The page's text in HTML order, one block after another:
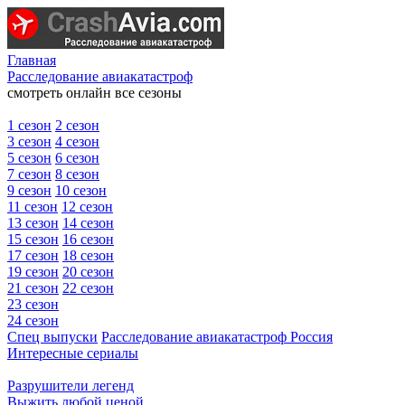
Главная
Расследование авиакатастроф
смотреть онлайн все сезоны
1 сезон 2 сезон
3 сезон 4 сезон
5 сезон 6 сезон
7 сезон 8 сезон
9 сезон 10 сезон
11 сезон 12 сезон
13 сезон 14 сезон
15 сезон 16 сезон
17 сезон 18 сезон
19 сезон 20 сезон
21 сезон 22 сезон
23 сезон
24 сезон
Спец выпуски Расследование авиакатастроф Россия
Интересные сериалы
Разрушители легенд
Выжить любой ценой